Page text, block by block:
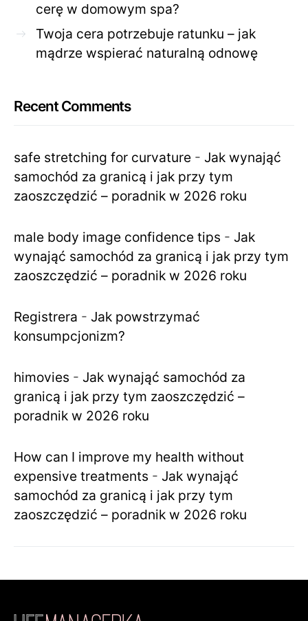
cerę w domowym spa?
Twoja cera potrzebuje ratunku – jak
mądrze wspierać naturalną odnowę
Recent Comments
safe stretching for curvature - Jak wynająć
samochód za granicą i jak przy tym
zaoszczędzić – poradnik w 2026 roku
male body image confidence tips - Jak
wynająć samochód za granicą i jak przy tym
zaoszczędzić – poradnik w 2026 roku
Registrera - Jak powstrzymać
konsumpcjonizm?
himovies - Jak wynająć samochód za
granicą i jak przy tym zaoszczędzić –
poradnik w 2026 roku
How can I improve my health without
expensive treatments - Jak wynająć
samochód za granicą i jak przy tym
zaoszczędzić – poradnik w 2026 roku